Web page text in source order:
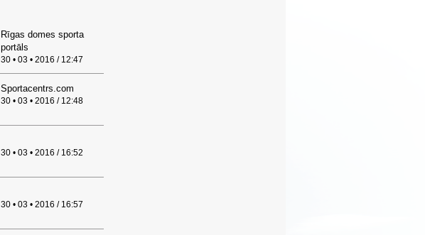
Rīgas domes sporta
portāls
30 • 03 • 2016 / 12:47
Sportacentrs.com
30 • 03 • 2016 / 12:48
30 • 03 • 2016 / 16:52
30 • 03 • 2016 / 16:57